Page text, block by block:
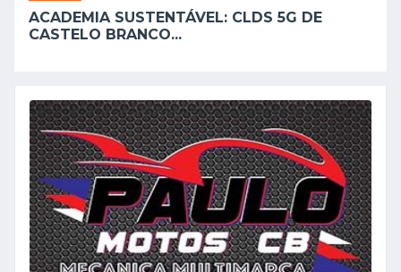
ACADEMIA SUSTENTÁVEL: CLDS 5G DE
CASTELO BRANCO...